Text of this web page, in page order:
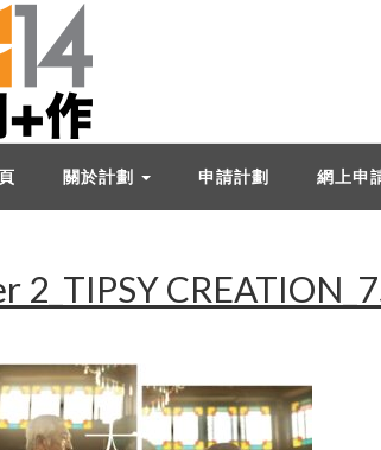
關於計劃 申請計劃 網上申
2_TIPSY